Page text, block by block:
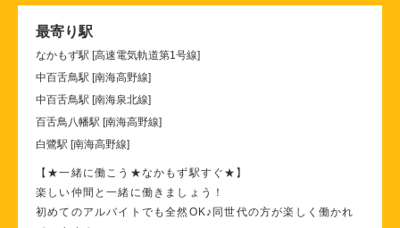
最寄り駅
なかもず駅 [高速電気軌道第1号線]
中百舌鳥駅 [南海高野線]
中百舌鳥駅 [南海泉北線]
百舌鳥八幡駅 [南海高野線]
白鷺駅 [南海高野線]
【★一緒に働こう★なかもず駅すぐ★】
楽しい仲間と一緒に働きましょう！
初めてのアルバイトでも全然OK♪同世代の方が楽しく働かれ